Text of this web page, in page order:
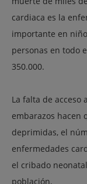
cardiaca es la
importante en
personas en todo
350.000.
La falta de acceso
embarazos hacen
deprimidas, el
enfermedades
el cribado
población.